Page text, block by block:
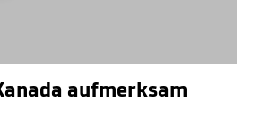
aufmerksam